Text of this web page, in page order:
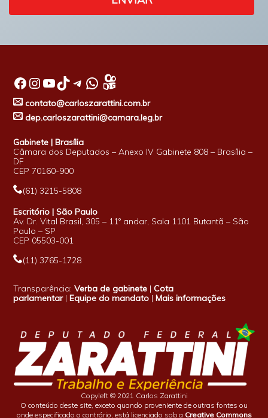
Facebook InstagramYoutube TikTok Telegram WhatsApp
contato@carloszarattini.com.br
dep.carloszarattini@camara.leg.br
Gabinete | Brasília
Câmara dos Deputados – Anexo IV Gabinete 808 – Brasília –
DF
CEP 70160-900
(61) 3215-5808
Escritório | São Paulo
Av. Dr. Vital Brasil, 305 – 11º andar, Sala 1101 Butantã – São
Paulo – SP
CEP 05503-001
(11) 3765-1728
Transparência:Verba de gabinete |Cota
parlamentar|Equipe do mandato |Mais informações
Copyleft © 2021 Carlos Zarattini
O conteúdo deste site, exceto quando proveniente de outras fontes ou
onde especificado o contrário, está licenciado sob a Creative Commons